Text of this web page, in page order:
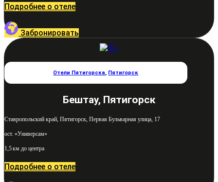
Подробнее о отеле
Забронировать
Отели Пятигорска, Пятигорск
Бештау, Пятигорск
Ставропольский край, Пятигорск, Первая Бульварная улица, 17
ост. «Универсам»
1,5 км до центра
Подробнее о отеле